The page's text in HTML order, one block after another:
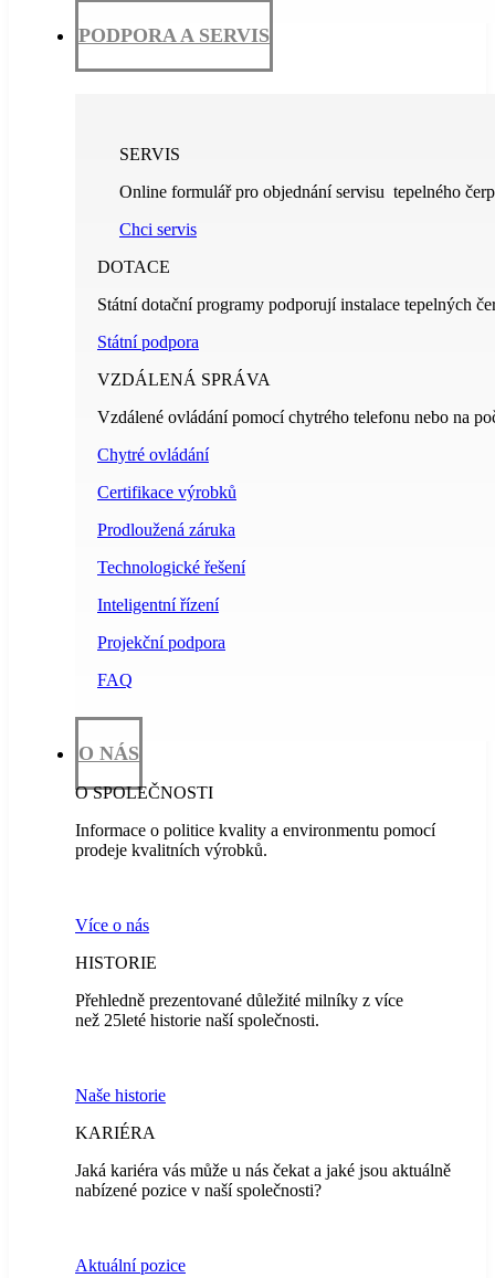
PODPORA A SERVIS
SERVIS
Online formulář pro objednání servisu tepelného
Chci servis
DOTACE
Státní dotační programy podporují instalace tepelných
Státní podpora
VZDÁLENÁ SPRÁVA
Vzdálené ovládání pomocí chytrého telefonu nebo na
Chytré ovládání
Certifikace výrobků
Prodloužená záruka
Technologické řešení
Inteligentní řízení
Projekční podpora
FAQ
O NÁS
O SPOLEČNOSTI
Informace o politice kvality a environmentu pomocí
prodeje kvalitních výrobků.
Více o nás
HISTORIE
Přehledně prezentované důležité milníky z více
než 25leté historie naší společnosti.
Naše historie
KARIÉRA
Jaká kariéra vás může u nás čekat a jaké jsou aktuálně
nabízené pozice v naší společnosti?
Aktuální pozice